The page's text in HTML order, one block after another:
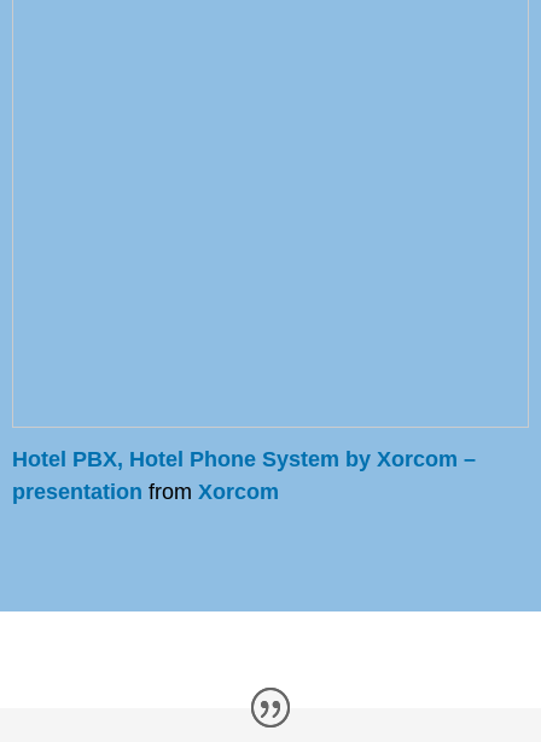
Hotel PBX, Hotel Phone System by Xorcom –
presentation from Xorcom